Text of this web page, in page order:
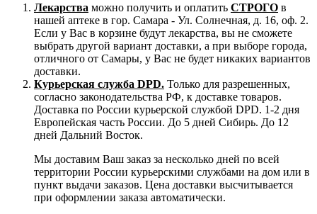
Лекарства можно получить и оплатить СТРОГО в
нашей аптеке в гор. Самара - Ул. Солнечная, д. 16, оф. 2.
Если у Вас в корзине будут лекарства, вы не сможете
выбрать другой вариант доставки, а при выборе города,
отличного от Самары, у Вас не будет никаких вариантов
доставки.
Курьерская служба DPD. Только для разрешенных,
согласно законодательства РФ, к доставке товаров.
Доставка по России курьерской службой DPD. 1-2 дня
Европейская часть России. До 5 дней Сибирь. До 12
дней Дальний Восток.
Мы доставим Ваш заказ за несколько дней по всей
территории России курьерскими службами на дом или в
пункт выдачи заказов. Цена доставки высчитывается
при оформлении заказа автоматически.